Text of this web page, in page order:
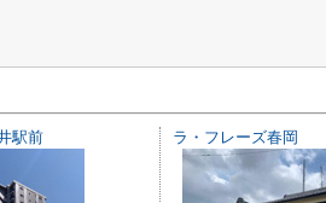
駅前 ラ・フレーズ春岡